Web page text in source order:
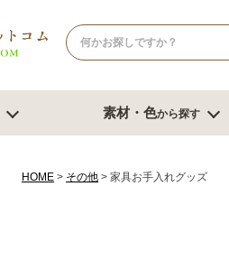
テーブル
素材・色から探す
HOME その他 家具お手入れグッズ